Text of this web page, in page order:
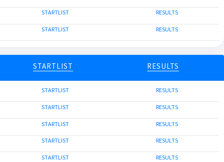
STARTLIST RESULTS
STARTLIST RESULTS
STARTLIST RESULTS
STARTLIST RESULTS
STARTLIST RESULTS
STARTLIST RESULTS
STARTLIST RESULTS
STARTLIST RESULTS